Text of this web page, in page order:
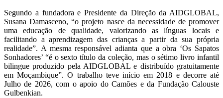
Segundo a fundadora e Presidente da Direção da AIDGLOBAL,
Susana Damasceno, “o projeto nasce da necessidade de promover
uma educação de qualidade, valorizando as línguas locais e
facilitando a aprendizagem das crianças a partir da sua própria
realidade”. A mesma responsável adianta que a obra ‘Os Sapatos
Sonhadores’ “é o sexto título da coleção, mas o sétimo livro infantil
bilingue produzido pela AIDGLOBAL e distribuído gratuitamente
em Moçambique”. O trabalho teve início em 2018 e decorre até
Julho de 2026, com o apoio do Camões e da Fundação Calouste
Gulbenkian.